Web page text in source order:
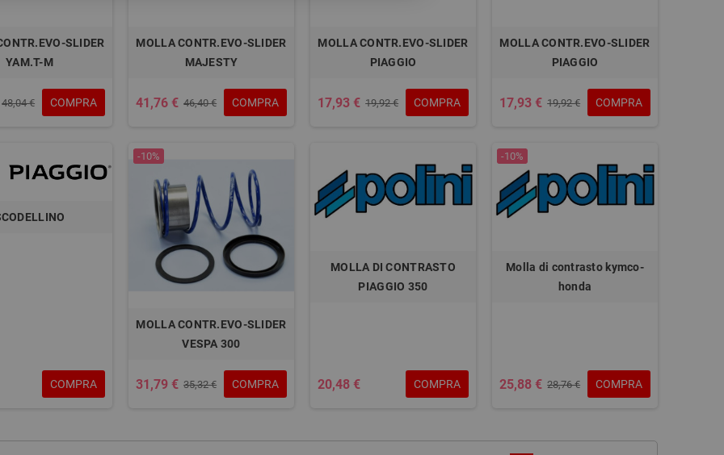
SLIDER
YAM.T-M
48,04 € COMPRA
MOLLA CONTR.EVO-SLIDER
MAJESTY
41,76 € 46,40 € COMPRA
MOLLA CONTR.EVO-SLIDER
PIAGGIO
17,93 € 19,92 € COMPRA
MOLLA CONTR.EVO-SLIDER
PIAGGIO
17,93 € 19,92 € COMPRA
COMPRA
-10%
MOLLA CONTR.EVO-SLIDER
VESPA 300
31,79 € 35,32 € COMPRA
MOLLA DI CONTRASTO
PIAGGIO 350
20,48 € COMPRA
-10%
Molla di contrasto kymco-
honda
25,88 € 28,76 € COMPRA